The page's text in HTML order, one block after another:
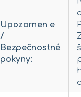
Upozornenie
/
Bezpečnostné
pokyny: